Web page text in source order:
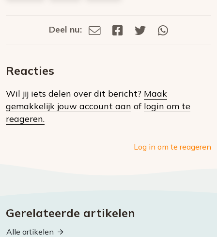
Deel
social
Deel nu:
Deel
Deel
Deel
Reacties
Wil jij iets delen over dit bericht? Maak
gemakkelijk jouw account aan of login om te
reageren.
Log in om te reageren
Gerelateerde artikelen
Alle artikelen